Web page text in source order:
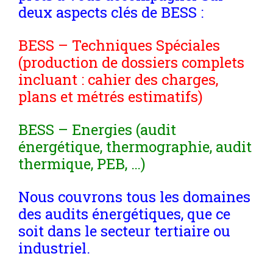
deux aspects clés de BESS :
BESS – Techniques Spéciales
(production de dossiers complets
incluant : cahier des charges,
plans et métrés estimatifs)
BESS – Energies (audit
énergétique, thermographie, audit
thermique, PEB, …)
Nous couvrons tous les domaines
des audits énergétiques, que ce
soit dans le secteur tertiaire ou
industriel.